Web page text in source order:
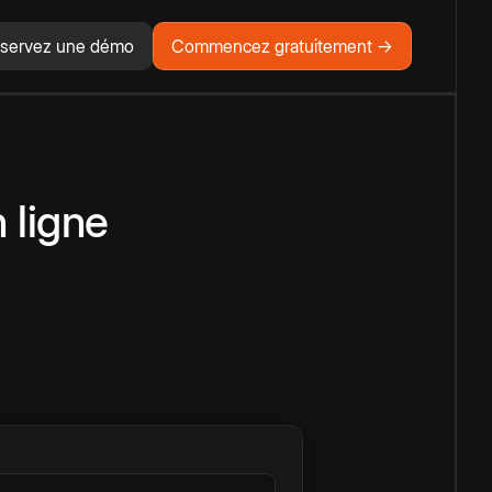
une démo Commencez gratuitement →
ligne